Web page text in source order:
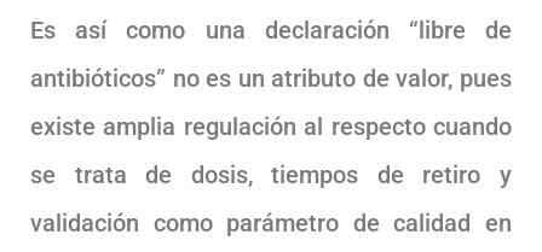
Es así como una declaración “libre de
antibióticos” no es un atributo de valor, pues
existe amplia regulación al respecto cuando
se trata de dosis, tiempos de retiro y
validación como parámetro de calidad en